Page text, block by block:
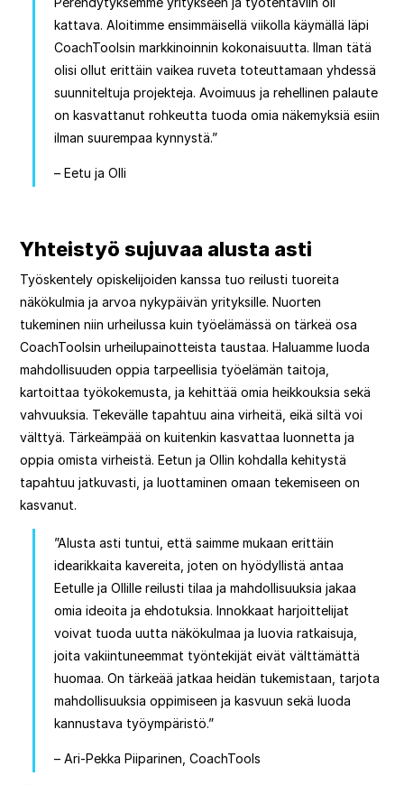
kattava. Aloitimme ensimmäisellä viikolla käymällä läpi
CoachToolsin markkinoinnin kokonaisuutta. Ilman tätä
olisi ollut erittäin vaikea ruveta toteuttamaan yhdessä
suunniteltuja projekteja. Avoimuus ja rehellinen palaute
on kasvattanut rohkeutta tuoda omia näkemyksiä esiin
ilman suurempaa kynnystä.”
– Eetu ja Olli
Yhteistyö sujuvaa alusta asti
Työskentely opiskelijoiden kanssa tuo reilusti tuoreita
näkökulmia ja arvoa nykypäivän yrityksille. Nuorten
tukeminen niin urheilussa kuin työelämässä on tärkeä osa
CoachToolsin urheilupainotteista taustaa. Haluamme luoda
mahdollisuuden oppia tarpeellisia työelämän taitoja,
kartoittaa työkokemusta, ja kehittää omia heikkouksia sekä
vahvuuksia. Tekevälle tapahtuu aina virheitä, eikä siltä voi
välttyä. Tärkeämpää on kuitenkin kasvattaa luonnetta ja
oppia omista virheistä. Eetun ja Ollin kohdalla kehitystä
tapahtuu jatkuvasti, ja luottaminen omaan tekemiseen on
kasvanut.
”Alusta asti tuntui, että saimme mukaan erittäin
idearikkaita kavereita, joten on hyödyllistä antaa
Eetulle ja Ollille reilusti tilaa ja mahdollisuuksia jakaa
omia ideoita ja ehdotuksia. Innokkaat harjoittelijat
voivat tuoda uutta näkökulmaa ja luovia ratkaisuja,
joita vakiintuneemmat työntekijät eivät välttämättä
huomaa. On tärkeää jatkaa heidän tukemistaan, tarjota
mahdollisuuksia oppimiseen ja kasvuun sekä luoda
kannustava työympäristö.”
– Ari-Pekka Piiparinen, CoachTools